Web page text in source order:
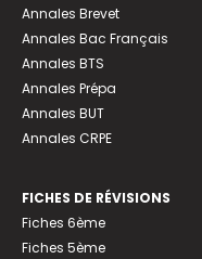
Annales Brevet
Annales Bac Français
Annales BTS
Annales Prépa
Annales BUT
Annales CRPE
FICHES DE RÉVISIONS
Fiches 6ème
Fiches 5ème